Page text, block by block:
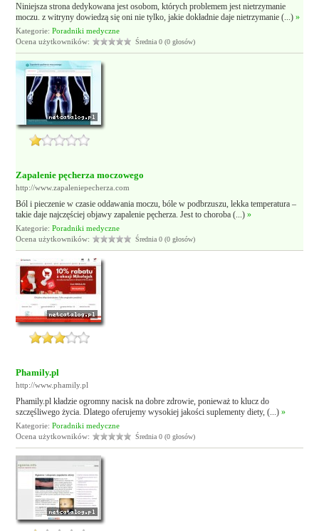
Niniejsza strona dedykowana jest osobom, których problemem jest nietrzymanie
moczu. z witryny dowiedzą się oni nie tylko, jakie dokładnie daje nietrzymanie (...)»
Kategorie:Poradniki medyczne
Ocena użytkowników:
Średnia 0 (0 głosów)
Zapalenie pęcherza moczowego
http://www.zapaleniepecherza.com
Ból i pieczenie w czasie oddawania moczu, bóle w podbrzuszu, lekka temperatura –
takie daje najczęściej objawy zapalenie pęcherza. Jest to choroba (...)»
Kategorie:Poradniki medyczne
Ocena użytkowników:
Średnia 0 (0 głosów)
Phamily.pl
http://www.phamily.pl
Phamily.pl kładzie ogromny nacisk na dobre zdrowie, ponieważ to klucz do
szczęśliwego życia. Dlatego oferujemy wysokiej jakości suplementy diety, (...)»
Kategorie:Poradniki medyczne
Ocena użytkowników:
Średnia 0 (0 głosów)